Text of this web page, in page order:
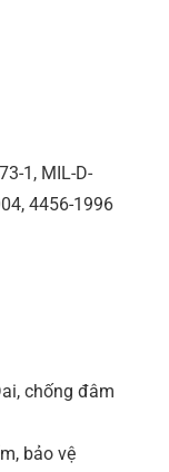
1, MIL-D-
4456-1996
chống đâm
bảo vệ